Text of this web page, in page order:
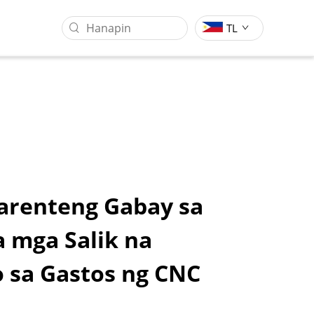
Sentro Ng Pagsasangkot Ng
Industriya Ng Pagproseso Ng
TL
Gabay sa
mga Salik na
Gastos ng CNC